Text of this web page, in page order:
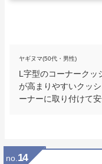
ヤギヌマ(50代・男性)
L字型のコーナークッ
が高まりやすいクッ
ーナーに取り付けて
no. 14